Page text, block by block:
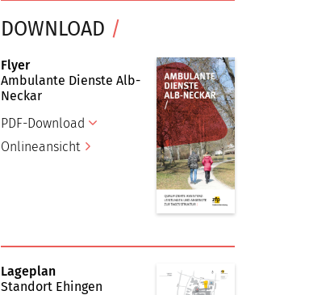
DOWNLOAD /
Flyer
Ambulante Dienste Alb-
Neckar
PDF-Download
Onlineansicht
Lageplan
Standort Ehingen